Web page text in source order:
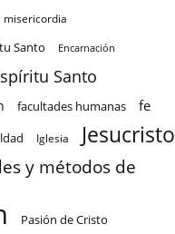
misericordia
Santo Encarnación
Santo
facultades humanas fe
Iglesia Jesucristo
y métodos de
Pasión de Cristo